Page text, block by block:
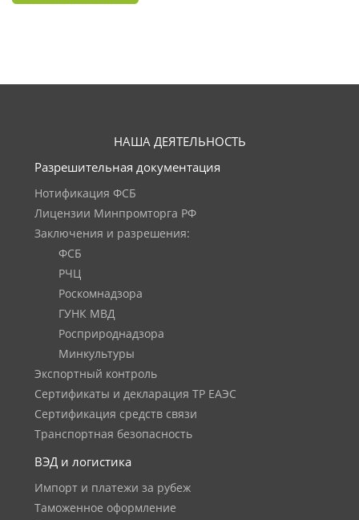
НАША ДЕЯТЕЛЬНОСТЬ
Разрешительная документация
Нотификация ФСБ
Лицензии Минпромторга РФ
Заключения и разрешения:
ФСБ
РЧЦ
Роскомнадзора
ГУНК МВД
Росприроднадзора
Минкультуры
Экспортный контроль
Сертификаты и декларация ТР ЕАЭС
Сертификация средств связи
Транспортная безопасность
ВЭД и логистика
Импорт и платежи за рубеж
Таможенное оформление